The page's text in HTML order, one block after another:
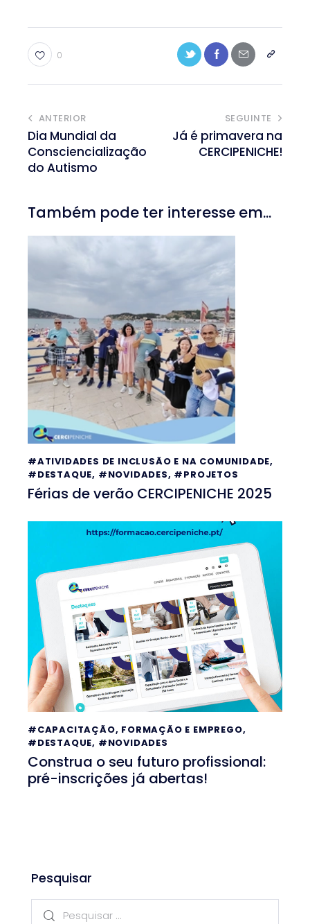
0
ANTERIOR
Dia Mundial da
Consciencialização
do Autismo
SEGUINTE
Já é primavera na
CERCIPENICHE!
Também pode ter interesse em...
#ATIVIDADES DE INCLUSÃO E NA COMUNIDADE,
#DESTAQUE, #NOVIDADES, #PROJETOS
Férias de verão CERCIPENICHE 2025
#CAPACITAÇÃO, FORMAÇÃO E EMPREGO,
#DESTAQUE, #NOVIDADES
Construa o seu futuro profissional:
pré-inscrições já abertas!
Pesquisar